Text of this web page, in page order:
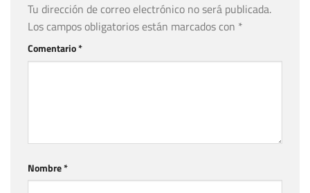
Tu dirección de correo electrónico no será publicada.
Los campos obligatorios están marcados con *
Comentario*
Nombre*